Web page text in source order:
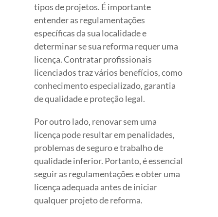
tipos de projetos. É importante
entender as regulamentações
específicas da sua localidade e
determinar se sua reforma requer uma
licença. Contratar profissionais
licenciados traz vários benefícios, como
conhecimento especializado, garantia
de qualidade e proteção legal.
Por outro lado, renovar sem uma
licença pode resultar em penalidades,
problemas de seguro e trabalho de
qualidade inferior. Portanto, é essencial
seguir as regulamentações e obter uma
licença adequada antes de iniciar
qualquer projeto de reforma.